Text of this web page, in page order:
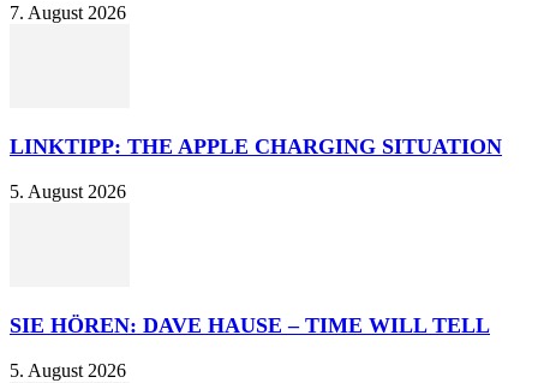
7. August 2026
LINKTIPP: THE APPLE CHARGING SITUATION
5. August 2026
SIE HÖREN: DAVE HAUSE – TIME WILL TELL
5. August 2026